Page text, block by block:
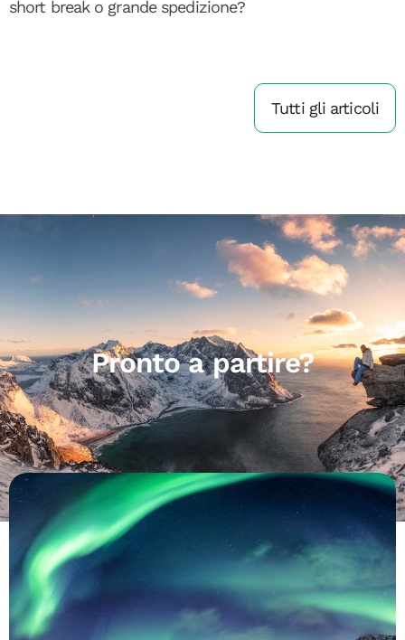
short break o grande spedizione?
Tutti gli articoli
Pronto a partire?